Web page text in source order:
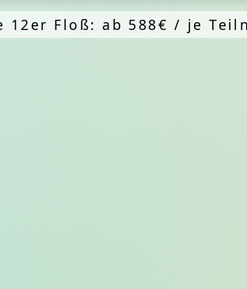
12er Floß: ab 588€ / je